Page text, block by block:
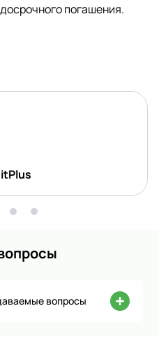
погашения.
вопросы